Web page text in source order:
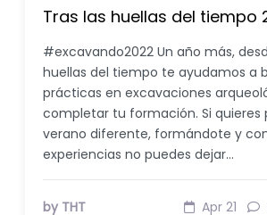
Tras las huellas del tiempo
#excavando2022 Un año más,
huellas del tiempo te ayudamos a
prácticas en excavaciones
completar tu formación. Si quieres
verano diferente, formándote y
experiencias no puedes dejar…
by THT Apr 21